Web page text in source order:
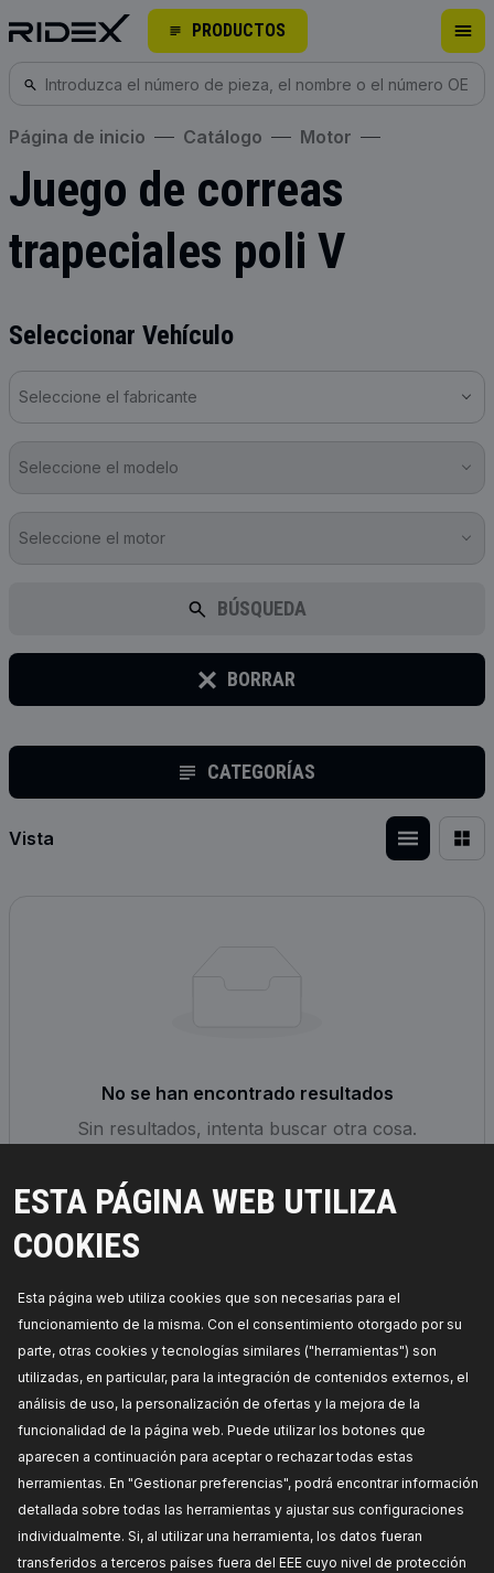
PRODUCTOS
ESTA PÁGINA WEB UTILIZA
COOKIES
Esta página web utiliza cookies que son necesarias para el
funcionamiento de la misma. Con el consentimiento otorgado por su
parte, otras cookies y tecnologías similares ("herramientas") son
utilizadas, en particular, para la integración de contenidos externos, el
análisis de uso, la personalización de ofertas y la mejora de la
funcionalidad de la página web. Puede utilizar los botones que
aparecen a continuación para aceptar o rechazar todas estas
herramientas. En "Gestionar preferencias", podrá encontrar información
detallada sobre todas las herramientas y ajustar sus configuraciones
individualmente. Si, al utilizar una herramienta, los datos fueran
transferidos a terceros países fuera del EEE cuyo nivel de protección
Página de inicio Catálogo Motor
Juego de correas
trapeciales poli V
Seleccionar Vehículo
Seleccione el fabricante
Seleccione el modelo
Seleccione el motor
BÚSQUEDA
BORRAR
CATEGORÍAS
Vista
No se han encontrado resultados
Sin resultados, intenta buscar otra cosa.
RESET FILTERS